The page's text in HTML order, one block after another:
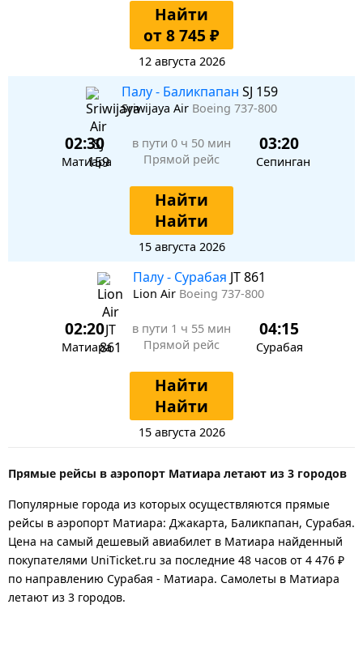
Найти
от 8 745 ₽
12 августа 2026
Палу - Баликпапан SJ 159
Sriwijaya Air Boeing 737-800
02:30
Матиара
в пути 0 ч 50 мин
Прямой рейс
03:20
Сепинган
Найти
Найти
15 августа 2026
Палу - Сурабая JT 861
Lion Air Boeing 737-800
02:20
Матиара
в пути 1 ч 55 мин
Прямой рейс
04:15
Сурабая
Найти
Найти
15 августа 2026
Прямые рейсы в аэропорт Матиара летают из 3 городов
Популярные города из которых осуществляются прямые
рейсы в аэропорт Матиара: Джакарта, Баликпапан, Сурабая.
Цена на самый дешевый авиабилет в Матиара найденный
покупателями UniTicket.ru за последние 48 часов от 4 476 ₽
по направлению Сурабая - Матиара. Самолеты в Матиара
летают из 3 городов.